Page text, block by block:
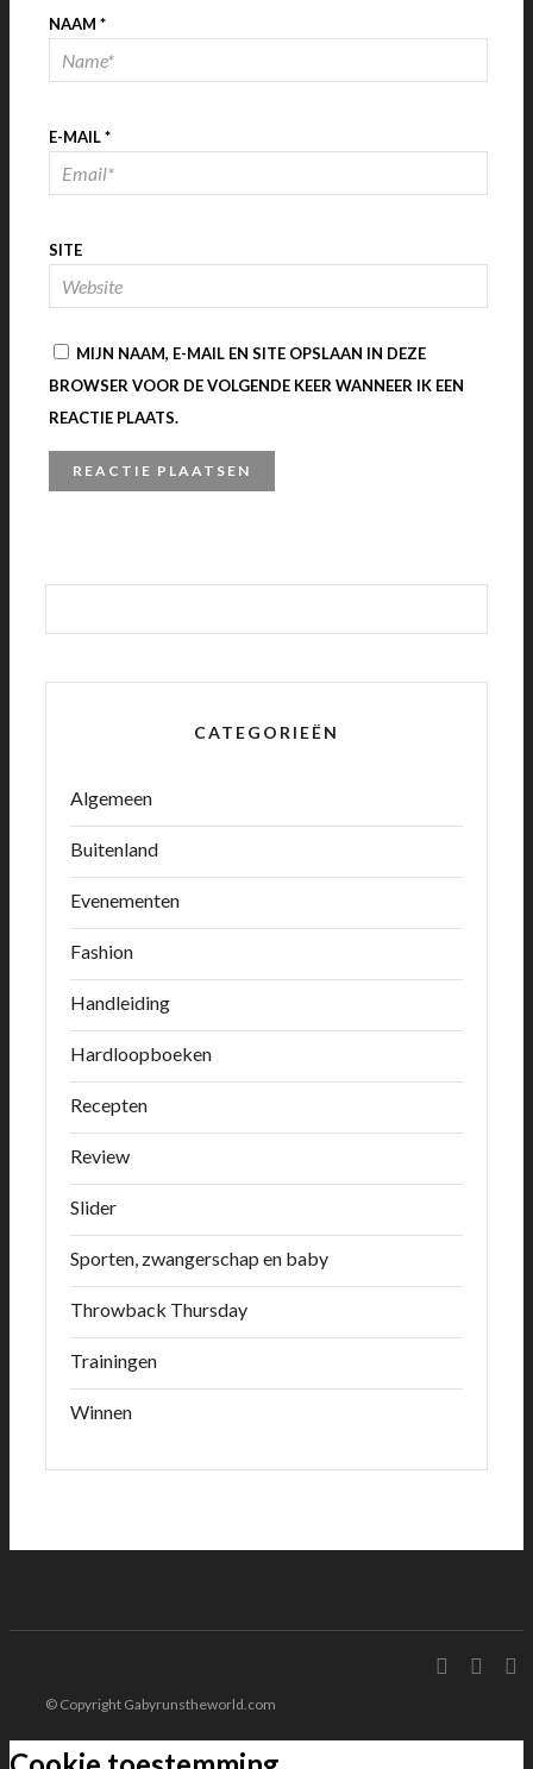
NAAM *
E-MAIL*
SITE
MIJN NAAM, E-MAIL EN SITE OPSLAAN IN DEZE
BROWSER VOOR DE VOLGENDE KEER WANNEER IK EEN
REACTIE PLAATS.
CATEGORIEËN
Algemeen
Buitenland
Evenementen
Fashion
Handleiding
Hardloopboeken
Recepten
Review
Slider
Sporten, zwangerschap en baby
Throwback Thursday
Trainingen
Winnen
© Copyright Gabyrunstheworld.com